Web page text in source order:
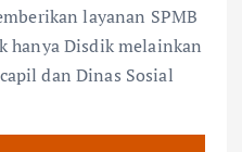
layanan SPMB
hanya Disdik melainkan
dan Dinas Sosial